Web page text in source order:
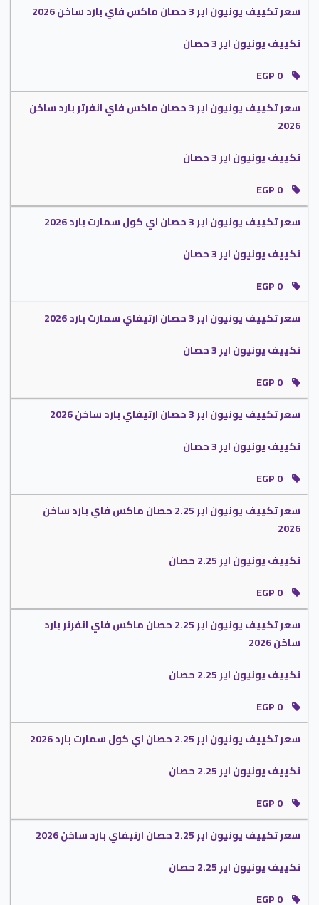
سعر تكييف يونيون اير 3 حصان ماكس فاي بارد ساخن 2026
تكييف يونيون اير 3 حصان
سعر تكييف يونيون اير 3 حصان ماكس فاي انفرتر بارد ساخن
2026
تكييف يونيون اير 3 حصان
سعر تكييف يونيون اير 3 حصان اي كول سمارت بارد 2026
تكييف يونيون اير 3 حصان
سعر تكييف يونيون اير 3 حصان ارتيفاي سمارت بارد 2026
تكييف يونيون اير 3 حصان
سعر تكييف يونيون اير 3 حصان ارتيفاي بارد ساخن 2026
تكييف يونيون اير 3 حصان
سعر تكييف يونيون اير 2.25 حصان ماكس فاي بارد ساخن
2026
تكييف يونيون اير 2.25 حصان
سعر تكييف يونيون اير 2.25 حصان ماكس فاي انفرتر بارد
ساخن 2026
تكييف يونيون اير 2.25 حصان
سعر تكييف يونيون اير 2.25 حصان اي كول سمارت بارد 2026
تكييف يونيون اير 2.25 حصان
سعر تكييف يونيون اير 2.25 حصان ارتيفاي بارد ساخن 2026
تكييف يونيون اير 2.25 حصان